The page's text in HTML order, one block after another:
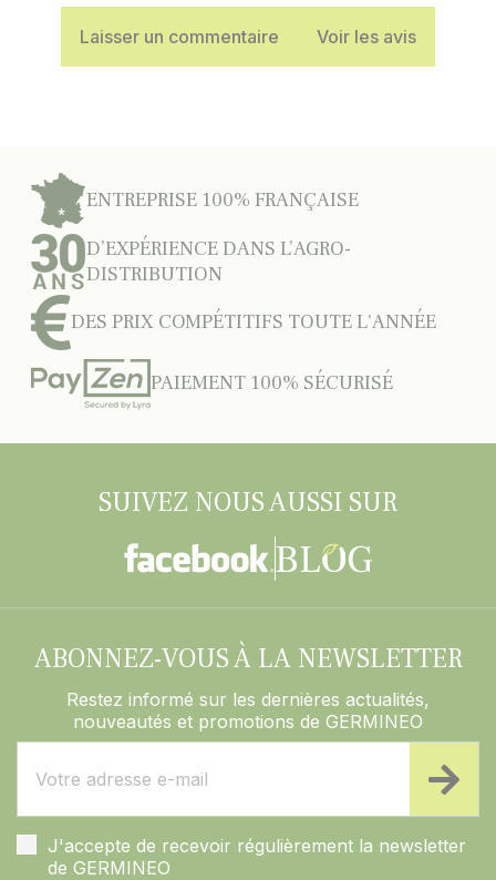
Laisser un commentaire Voir les avis
ENTREPRISE 100% FRANÇAISE
D’EXPÉRIENCE DANS L’AGRO-
DISTRIBUTION
DES PRIX COMPÉTITIFS TOUTE L'ANNÉE
PAIEMENT 100% SÉCURISÉ
SUIVEZ NOUS AUSSI SUR
ABONNEZ-VOUS À LA NEWSLETTER
Restez informé sur les dernières actualités,
nouveautés et promotions de GERMINEO
J'accepte de recevoir régulièrement la newsletter
de GERMINEO